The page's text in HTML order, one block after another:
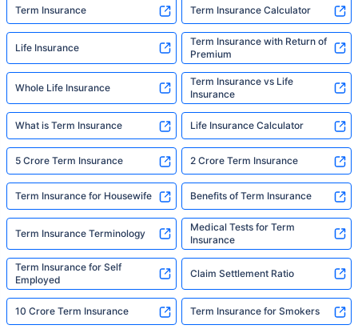
Term Insurance Term Insurance Calculator
Life Insurance
Term Insurance with Return of
Premium
Whole Life Insurance
Term Insurance vs Life
Insurance
What is Term Insurance Life Insurance Calculator
5 Crore Term Insurance 2 Crore Term Insurance
Term Insurance for Housewife Benefits of Term Insurance
Term Insurance Terminology
Medical Tests for Term
Insurance
Term Insurance for Self
Employed
Claim Settlement Ratio
10 Crore Term Insurance Term Insurance for Smokers